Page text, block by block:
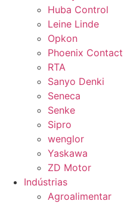
Huba Control
Leine Linde
Opkon
Phoenix Contact
RTA
Sanyo Denki
Seneca
Senke
Sipro
wenglor
Yaskawa
ZD Motor
Indústrias
Agroalimentar